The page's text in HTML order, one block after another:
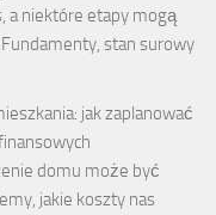
a niektóre etapy mogą
stan surowy
jak zaplanować
domu może być
jakie koszty nas